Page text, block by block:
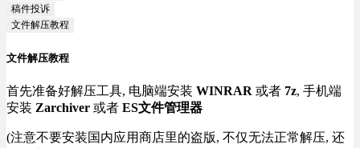
稿件投诉
文件解压教程
文件解压教程
首先准备好解压工具, 电脑端安装 WINRAR 或者 7z, 手机端
安装 Zarchiver 或者 ES文件管理器
(注意不要安装国内应用商店里的盗版, 不仅无法正常解压, 还